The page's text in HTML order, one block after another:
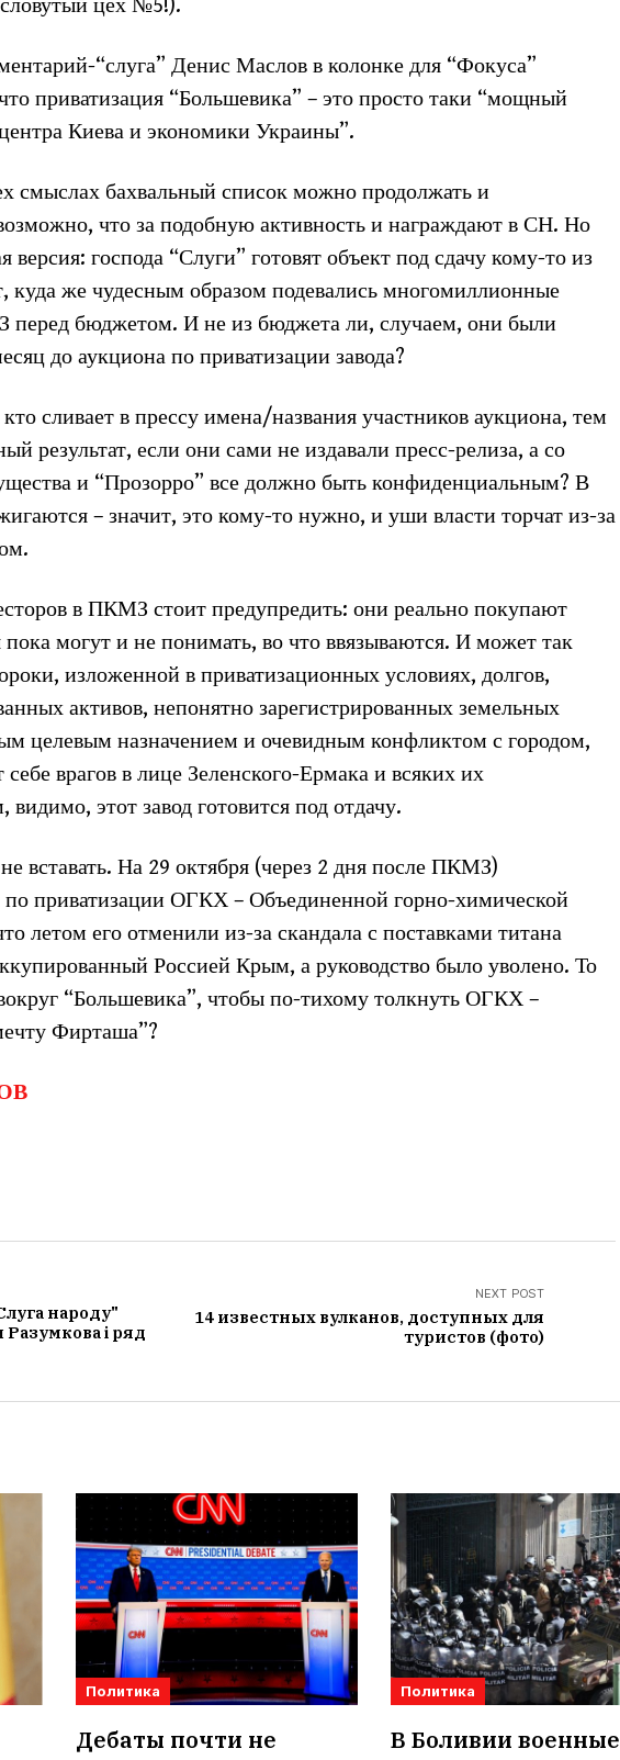
цех №5!).
“слуга” Денис Маслов в колонке для “Фокуса”
приватизация “Большевика” – это просто таки “мощный
Киева и экономики Украины”.
смыслах бахвальный список можно продолжать и
что за подобную активность и награждают в СН. Но
версия: господа “Слуги” готовят объект под сдачу кому-то из
куда же чудесным образом подевались многомиллионные
перед бюджетом. И не из бюджета ли, случаем, они были
до аукциона по приватизации завода?
сливает в прессу имена/названия участников аукциона, тем
результат, если они сами не издавали пресс-релиза, а со
и “Прозорро” все должно быть конфиденциальным? В
– значит, это кому-то нужно, и уши власти торчат из-за
в ПКМЗ стоит предупредить: они реально покупают
пока могут и не понимать, во что ввязываются. И может так
изложенной в приватизационных условиях, долгов,
активов, непонятно зарегистрированных земельных
целевым назначением и очевидным конфликтом с городом,
врагов в лице Зеленского-Ермака и всяких их
этот завод готовится под отдачу.
вставать. На 29 октября (через 2 дня после ПКМЗ)
по приватизации ОГКХ – Объединенной горно-химической
летом его отменили из-за скандала с поставками титана
Россией Крым, а руководство было уволено. То
“Большевика”, чтобы по-тихому толкнуть ОГКХ –
Фирташа”?
народу"
Разумкова і ряд
NEXT POST
14 известных вулканов, доступных для
туристов (фото)
Политика
Дебаты почти не
Политика
В Боливии военные